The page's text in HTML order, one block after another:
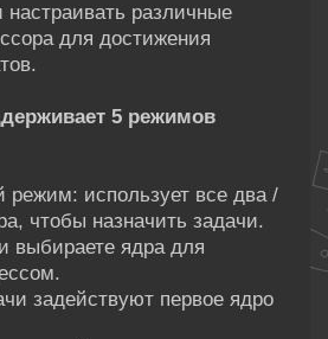
настраивать различные
для достижения
5 режимов
режим: использует все два /
чтобы назначить задачи.
выбираете ядра для
задействуют первое ядро